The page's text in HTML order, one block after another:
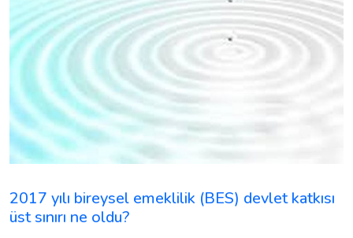
2017 yılı bireysel emeklilik (BES) devlet katkısı
üst sınırı ne oldu?